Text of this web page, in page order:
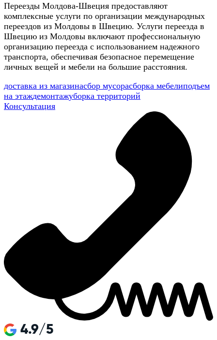
Переезды Молдова-Швеция предоставляют
комплексные услуги по организации международных
переездов из Молдовы в Швецию. Услуги переезда в
Швецию из Молдовы включают профессиональную
организацию переезда с использованием надежного
транспорта, обеспечивая безопасное перемещение
личных вещей и мебели на большие расстояния.
доставка из магазинасбор мусорасборка мебелиподъем
на этаждемонтажуборка территорий
Консультация
4.9/5